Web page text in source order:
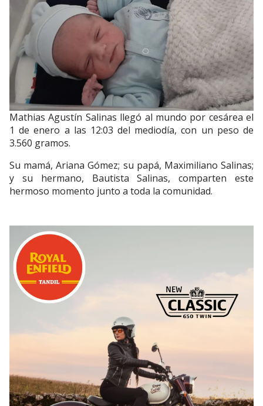
Mathias Agustín Salinas llegó al mundo por cesárea el
1 de enero a las 12:03 del mediodía, con un peso de
3.560 gramos.
Su mamá, Ariana Gómez; su papá, Maximiliano Salinas;
y su hermano, Bautista Salinas, comparten este
hermoso momento junto a toda la comunidad.